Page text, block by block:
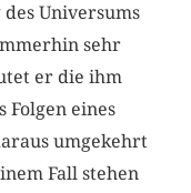
Universums
sehr
er die ihm
Folgen eines
umgekehrt
Fall stehen